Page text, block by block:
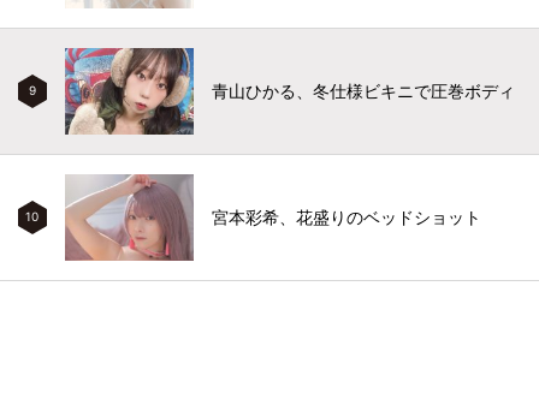
9 青山ひかる、冬仕様ビキニで圧巻ボディ
10 宮本彩希、花盛りのベッドショット